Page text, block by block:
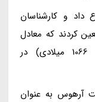
داد و کارشناسان
800 میلادی معین کردند که معادل
اوایل عصر وایکینگ ها (از 793 تا 1066 میلادی) در
آرهوس به عنوان